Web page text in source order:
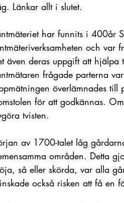
Länkar allt i slutet.
har funnits i 400år
och var
även deras uppgift att hjälpa
frågade parterna
överlämnades
för att godkännas.
tvisten.
av 1700-talet låg
områden. Detta
så eller skörda, var alla
också risken att få en